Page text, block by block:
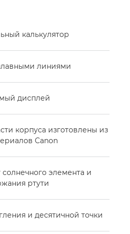
калькулятор
линиями
дисплей
корпуса изготовлены из
Canon
элемента и
ртути
и десятичной точки